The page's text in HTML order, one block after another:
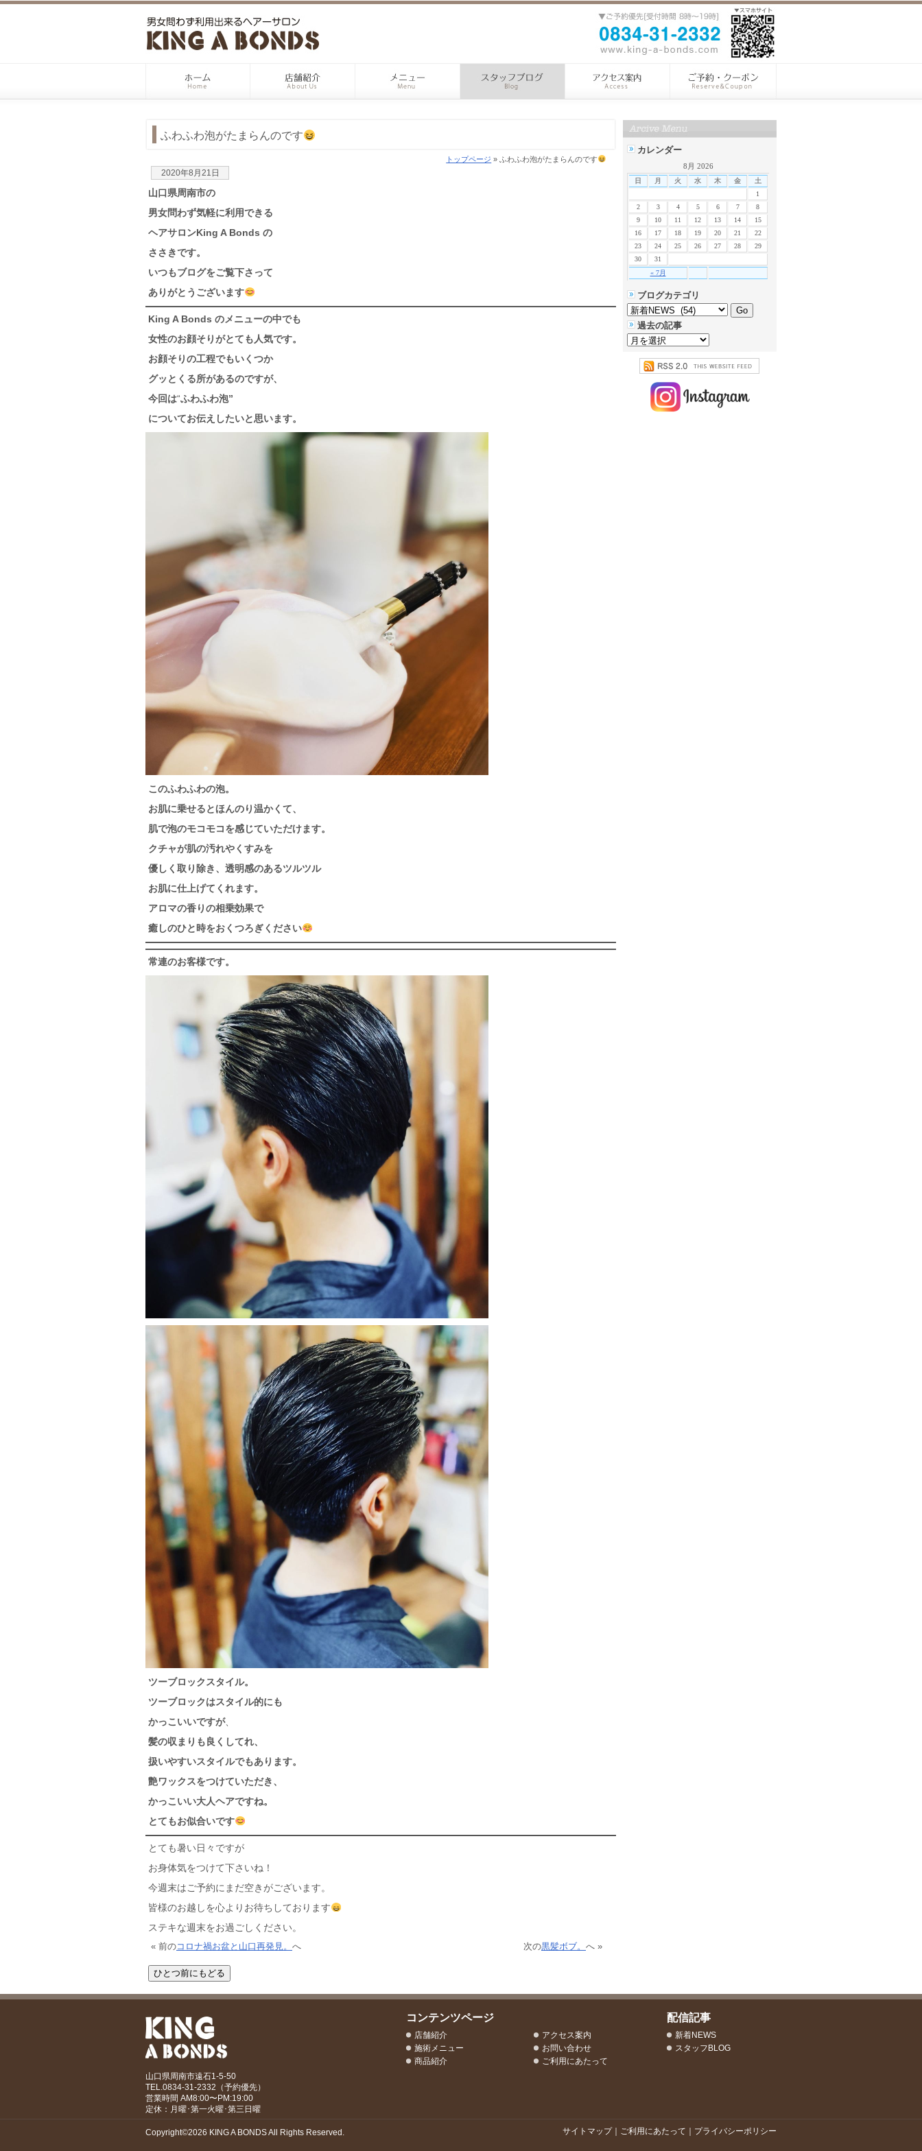
カレンダー
8月 2026
日 月 火 水 木 金 土
« 7月
1
2
3 4 5 6 7
8
9
10 11 12 13 14
15
16
17 18 19 20 21
22
23
24 25 26 27 28
29
30
31
ブログカテゴリ
過去の記事
ふわふわ泡がたまらんのです
トップページ » ふわふわ泡がたまらんのです
2020年8月21日
山口県周南市の
男女問わず気軽に利用できる
ヘアサロンKing A Bonds の
ささきです。
いつもブログをご覧下さって
ありがとうございます
King A Bonds のメニューの中でも
女性のお顔そりがとても人気です。
お顔そりの工程でもいくつか
グッとくる所があるのですが、
今回は“ふわふわ泡”
についてお伝えしたいと思います。
このふわふわの泡。
お肌に乗せるとほんのり温かくて、
肌で泡のモコモコを感じていただけます。
クチャが肌の汚れやくすみを
優しく取り除き、透明感のあるツルツル
お肌に仕上げてくれます。
アロマの香りの相乗効果で
癒しのひと時をおくつろぎください
常連のお客様です。
ツーブロックスタイル。
ツーブロックはスタイル的にも
かっこいいですが、
髪の収まりも良くしてれ、
扱いやすいスタイルでもあります。
艶ワックスをつけていただき、
かっこいい大人ヘアですね。
とてもお似合いです
とても暑い日々ですが
お身体気をつけて下さいね！
今週末はご予約にまだ空きがございます。
皆様のお越しを心よりお待ちしております
ステキな週末をお過ごしください。
« 前のコロナ禍お盆と山口再発見。 へ 次の黒髪ボブ。 へ »
山口県周南市遠石1-5-50
TEL.0834-31-2332（予約優先）
営業時間 AM8:00〜PM:19:00
定休：月曜･第一火曜･第三日曜
コンテンツページ
店舗紹介
施術メニュー
商品紹介
アクセス案内
お問い合わせ
ご利用にあたって
配信記事
新着NEWS
スタッフBLOG
Copyright©2026 KING A BONDS All Rights Reserved. サイトマップ｜ ご利用にあたって プライバシーポリシー